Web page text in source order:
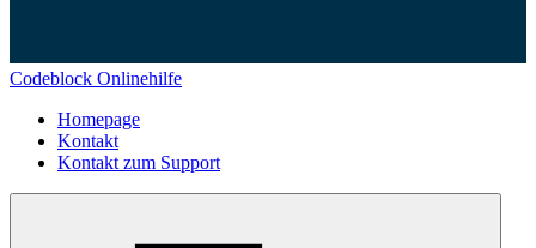
Codeblock Onlinehilfe
Homepage
Kontakt
Kontakt zum Support